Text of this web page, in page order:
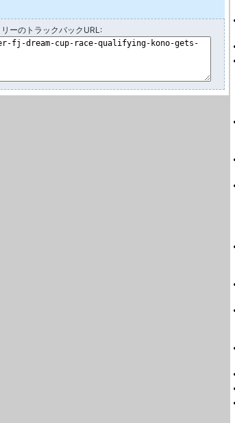
ーのトラックバックURL: